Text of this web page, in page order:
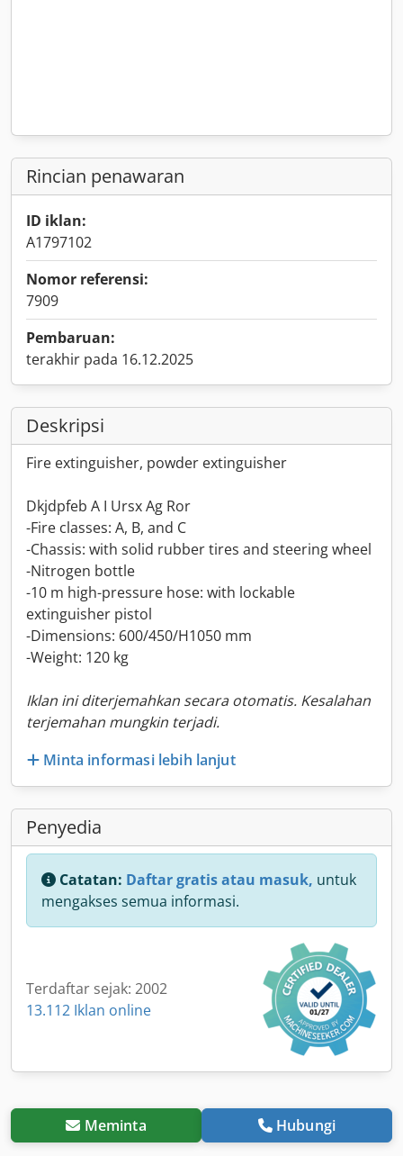
Rincian penawaran
ID iklan:
A1797102
Nomor referensi:
7909
Pembaruan:
terakhir pada 16.12.2025
Deskripsi
Fire extinguisher, powder extinguisher
Dkjdpfeb A I Ursx Ag Ror
-Fire classes: A, B, and C
-Chassis: with solid rubber tires and steering wheel
-Nitrogen bottle
-10 m high-pressure hose: with lockable
extinguisher pistol
-Dimensions: 600/450/H1050 mm
-Weight: 120 kg
Iklan ini diterjemahkan secara otomatis. Kesalahan
terjemahan mungkin terjadi.
Minta informasi lebih lanjut
Penyedia
Catatan: Daftar gratis atau masuk, untuk
mengakses semua informasi.
Terdaftar sejak: 2002
13.112 Iklan online
Meminta Hubungi